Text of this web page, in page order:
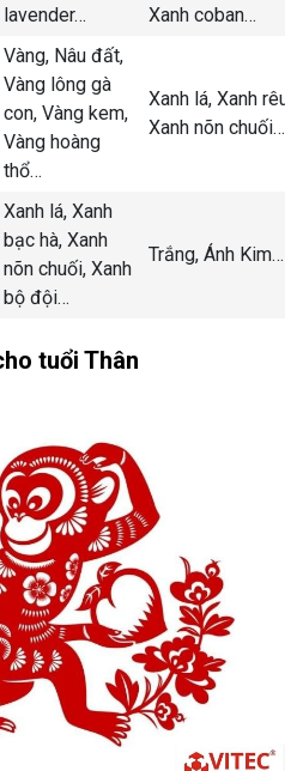
lavender…
Xanh coban…
Vàng, Nâu đất,
Vàng lông gà
con, Vàng kem,
Vàng hoàng
thổ…
Xanh lá, Xanh rêu,
Xanh nõn chuối…
Xanh lá, Xanh
bạc hà, Xanh
nõn chuối, Xanh
bộ đội…
Trắng, Ánh Kim…
tuổi Thân